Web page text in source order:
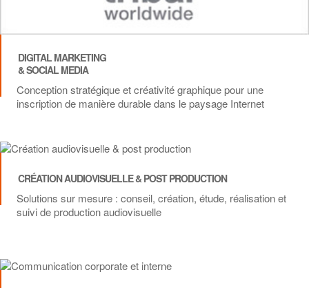
DIGITAL MARKETING
& SOCIAL MEDIA
Conception stratégique et créativité graphique pour une
inscription de manière durable dans le paysage Internet
CRÉATION AUDIOVISUELLE & POST PRODUCTION
Solutions sur mesure : conseil, création, étude, réalisation et
suivi de production audiovisuelle